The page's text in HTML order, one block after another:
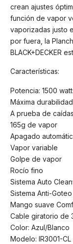
crean ajustes
función de vapor
vaporizadas justo
por fuera, la
BLACK+DECKER
Características:
Potencia: 1500
Máxima durabilidad
A prueba de caídas
165g de vapor
Apagado
Vapor variable
Golpe de vapor
Rocío fino
Sistema Auto
Sistema Anti-Goteo
Mango suave
Cable giratorio de
Color: Azul/Blanco
Modelo: IR3001-CL